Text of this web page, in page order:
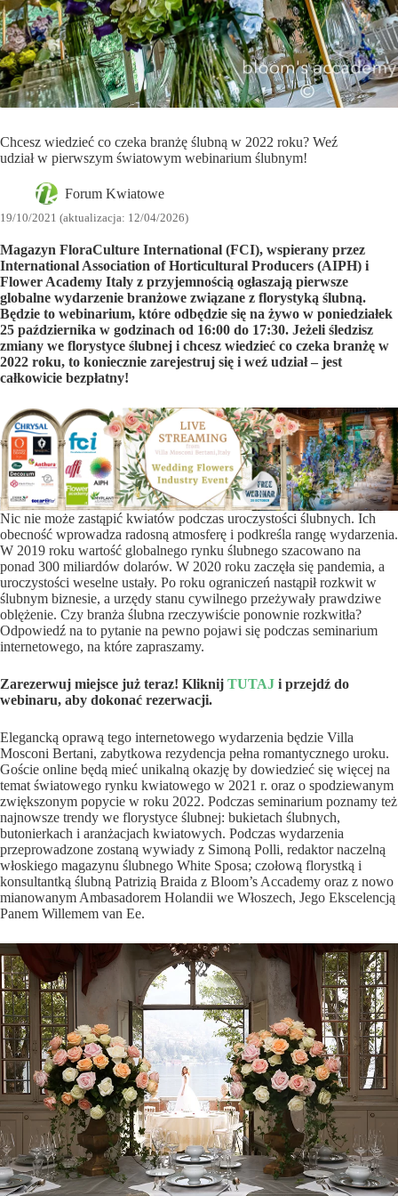
Chcesz wiedzieć co czeka branżę ślubną w 2022 roku? Weź
udział w pierwszym światowym webinarium ślubnym!
Forum Kwiatowe
19/10/2021 (aktualizacja: 12/04/2026)
Magazyn FloraCulture International (FCI), wspierany przez
International Association of Horticultural Producers (AIPH) i
Flower Academy Italy z przyjemnością ogłaszają pierwsze
globalne wydarzenie branżowe związane z florystyką ślubną.
Będzie to webinarium, które odbędzie się na żywo w poniedziałek
25 października w godzinach od 16:00 do 17:30. Jeżeli śledzisz
zmiany we florystyce ślubnej i chcesz wiedzieć co czeka branżę w
2022 roku, to koniecznie zarejestruj się i weź udział – jest
całkowicie bezpłatny!
Nic nie może zastąpić kwiatów podczas uroczystości ślubnych. Ich
obecność wprowadza radosną atmosferę i podkreśla rangę wydarzenia.
W 2019 roku wartość globalnego rynku ślubnego szacowano na
ponad 300 miliardów dolarów. W 2020 roku zaczęła się pandemia, a
uroczystości weselne ustały. Po roku ograniczeń nastąpił rozkwit w
ślubnym biznesie, a urzędy stanu cywilnego przeżywały prawdziwe
oblężenie. Czy branża ślubna rzeczywiście ponownie rozkwitła?
Odpowiedź na to pytanie na pewno pojawi się podczas seminarium
internetowego, na które zapraszamy.
Zarezerwuj miejsce już teraz! Kliknij TUTAJ i przejdź do
webinaru, aby dokonać rezerwacji.
Elegancką oprawą tego internetowego wydarzenia będzie Villa
Mosconi Bertani, zabytkowa rezydencja pełna romantycznego uroku.
Goście online będą mieć unikalną okazję by dowiedzieć się więcej na
temat światowego rynku kwiatowego w 2021 r. oraz o spodziewanym
zwiększonym popycie w roku 2022. Podczas seminarium poznamy też
najnowsze trendy we florystyce ślubnej: bukietach ślubnych,
butonierkach i aranżacjach kwiatowych. Podczas wydarzenia
przeprowadzone zostaną wywiady z Simoną Polli, redaktor naczelną
włoskiego magazynu ślubnego White Sposa; czołową florystką i
konsultantką ślubną Patrizią Braida z Bloom’s Accademy oraz z nowo
mianowanym Ambasadorem Holandii we Włoszech, Jego Ekscelencją
Panem Willemem van Ee.